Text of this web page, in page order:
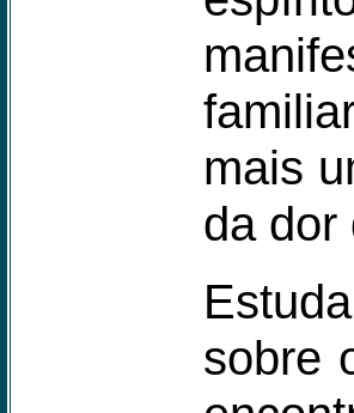
mais
da dor
sobre